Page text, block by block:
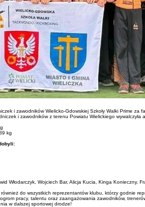
i zawodników Wielicko-Gdowskiej Szkoły Walki Prime
i zawodników z terenu Powiatu Wielickiego wywalczyła
kg
Włodarczyk, Wojciech Bar, Alicja Kucia, Kinga Konieczny,
do wszystkich reprezentantów klubu, którzy godnie
pracy, talentu oraz zaangażowania zawodników,
w dalszej sportowej drodze!